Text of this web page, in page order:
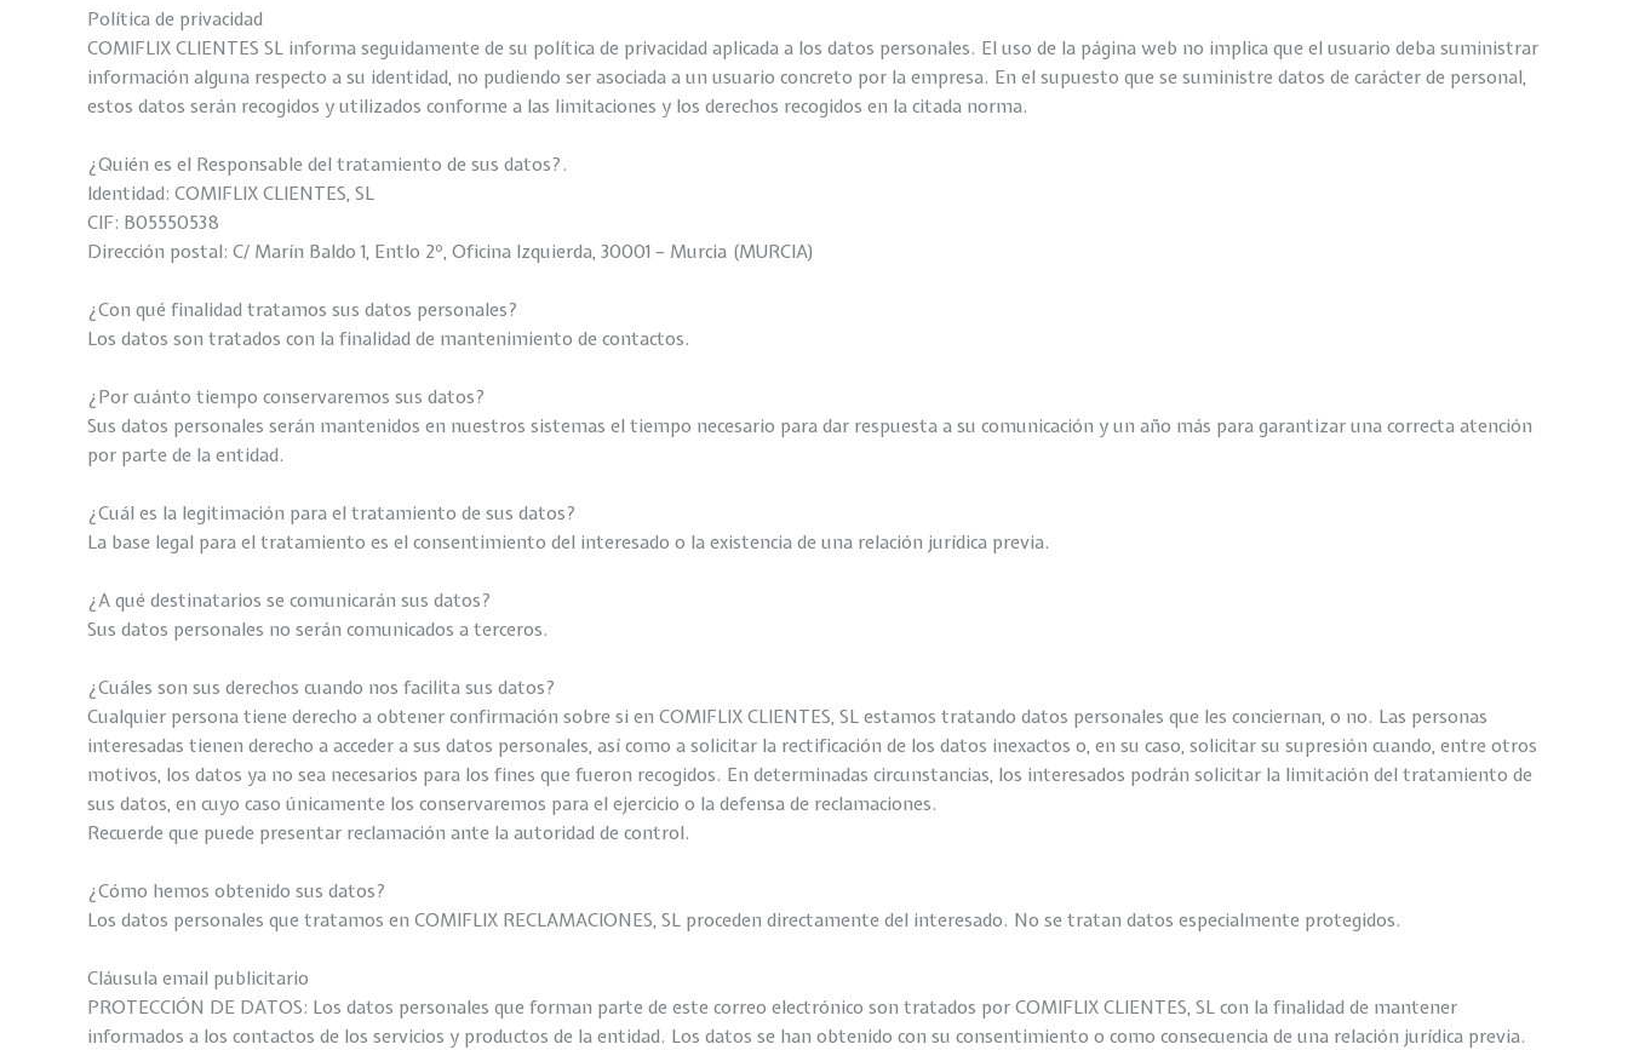
Política de privacidad
COMIFLIX CLIENTES SL informa seguidamente de su política de privacidad aplicada a los datos personales. El uso de la página web no implica que el usuario deba suministrar
información alguna respecto a su identidad, no pudiendo ser asociada a un usuario concreto por la empresa. En el supuesto que se suministre datos de carácter de personal,
estos datos serán recogidos y utilizados conforme a las limitaciones y los derechos recogidos en la citada norma.
¿Quién es el Responsable del tratamiento de sus datos?.
Identidad: COMIFLIX CLIENTES, SL
CIF: B05550538
Dirección postal: C/ Marín Baldo 1, Entlo 2º, Oficina Izquierda, 30001 – Murcia (MURCIA)
¿Con qué finalidad tratamos sus datos personales?
Los datos son tratados con la finalidad de mantenimiento de contactos.
¿Por cuánto tiempo conservaremos sus datos?
Sus datos personales serán mantenidos en nuestros sistemas el tiempo necesario para dar respuesta a su comunicación y un año más para garantizar una correcta atención
por parte de la entidad.
¿Cuál es la legitimación para el tratamiento de sus datos?
La base legal para el tratamiento es el consentimiento del interesado o la existencia de una relación jurídica previa.
¿A qué destinatarios se comunicarán sus datos?
Sus datos personales no serán comunicados a terceros.
¿Cuáles son sus derechos cuando nos facilita sus datos?
Cualquier persona tiene derecho a obtener confirmación sobre si en COMIFLIX CLIENTES, SL estamos tratando datos personales que les conciernan, o no. Las personas
interesadas tienen derecho a acceder a sus datos personales, así como a solicitar la rectificación de los datos inexactos o, en su caso, solicitar su supresión cuando, entre otros
motivos, los datos ya no sea necesarios para los fines que fueron recogidos. En determinadas circunstancias, los interesados podrán solicitar la limitación del tratamiento de
sus datos, en cuyo caso únicamente los conservaremos para el ejercicio o la defensa de reclamaciones.
Recuerde que puede presentar reclamación ante la autoridad de control.
¿Cómo hemos obtenido sus datos?
Los datos personales que tratamos en COMIFLIX RECLAMACIONES, SL proceden directamente del interesado. No se tratan datos especialmente protegidos.
Cláusula email publicitario
PROTECCIÓN DE DATOS: Los datos personales que forman parte de este correo electrónico son tratados por COMIFLIX CLIENTES, SL con la finalidad de mantener
informados a los contactos de los servicios y productos de la entidad. Los datos se han obtenido con su consentimiento o como consecuencia de una relación jurídica previa.